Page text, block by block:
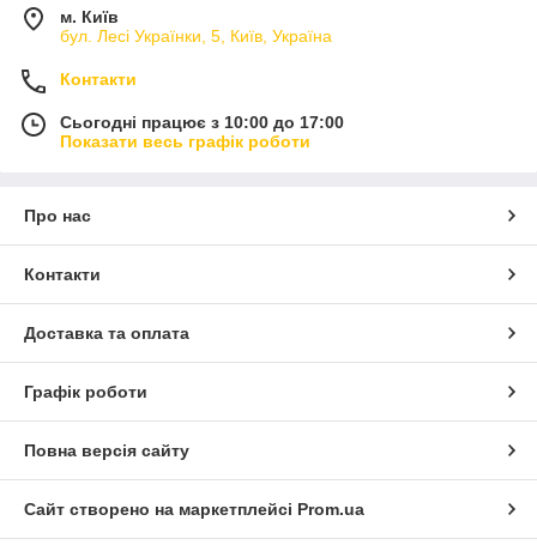
м. Київ
бул. Лесі Українки, 5, Київ, Україна
Контакти
Сьогодні працює з 10:00 до 17:00
Показати весь графік роботи
Про нас
Контакти
Доставка та оплата
Графік роботи
Повна версія сайту
Сайт створено на маркетплейсі Prom.ua